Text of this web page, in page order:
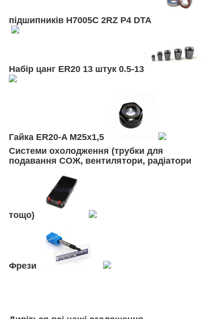
підшипників H7005C 2RZ P4 DTA
Набір цанг ER20 13 штук 0.5-13
Гайка ER20-A М25х1,5
Системи охолодження (трубки для
подавання СОЖ, вентилятори, радіатори
тощо)
Фрези